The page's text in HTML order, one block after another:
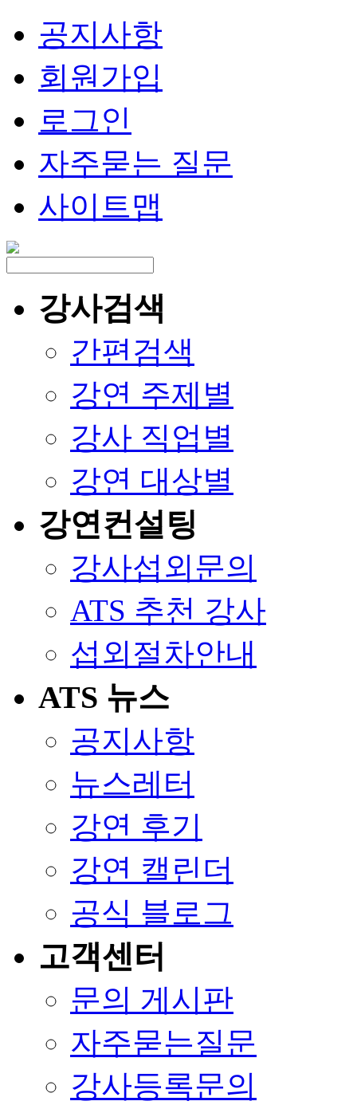
공지사항
회원가입
로그인
자주묻는 질문
사이트맵
강사검색
간편검색
강연 주제별
강사 직업별
강연 대상별
강연컨설팅
강사섭외문의
ATS 추천 강사
섭외절차안내
ATS 뉴스
공지사항
뉴스레터
강연 후기
강연 캘린더
공식 블로그
고객센터
문의 게시판
자주묻는질문
강사등록문의